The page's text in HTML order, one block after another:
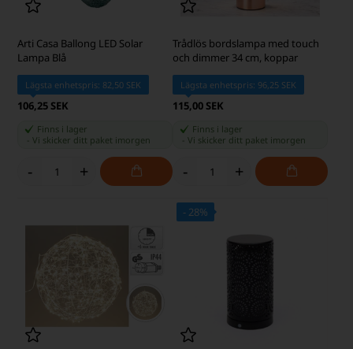
Arti Casa Ballong LED Solar
Lampa Blå
Lägsta enhetspris: 82,50 SEK
106,25 SEK
Finns i lager
-Vi skicker ditt paket imorgen
- +
Trådlös bordslampa med touch
och dimmer 34 cm, koppar
Lägsta enhetspris: 96,25 SEK
115,00 SEK
Finns i lager
Vi skicker ditt paket imorgen
- +
- 28%